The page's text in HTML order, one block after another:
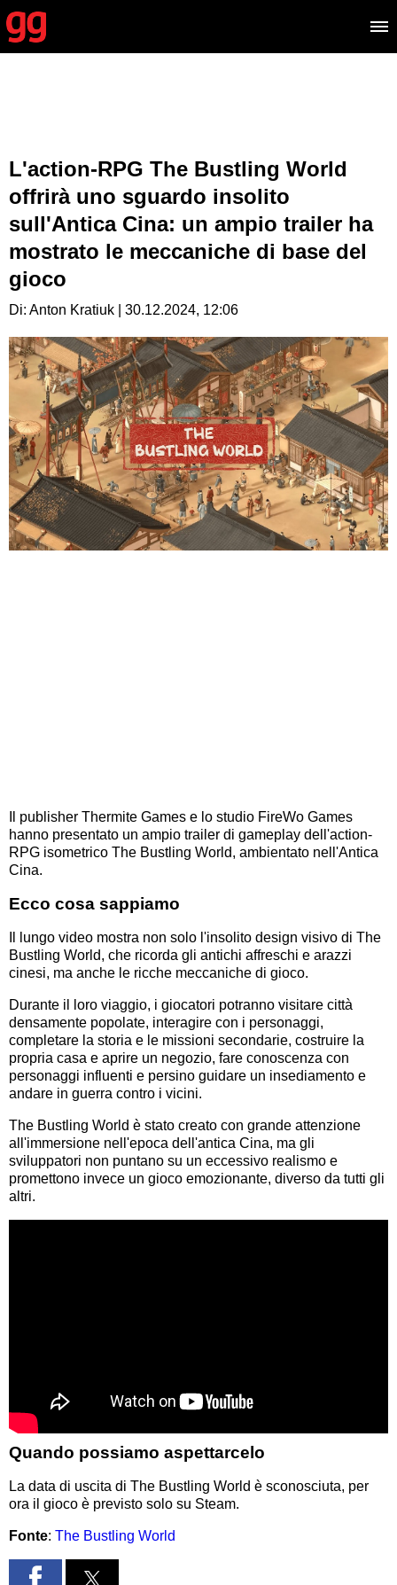
L'action-RPG The Bustling World
offrirà uno sguardo insolito
sull'Antica Cina: un ampio trailer ha
mostrato le meccaniche di base del
gioco
Di: Anton Kratiuk | 30.12.2024, 12:06
Il publisher Thermite Games e lo studio FireWo Games
hanno presentato un ampio trailer di gameplay dell'action-
RPG isometrico The Bustling World, ambientato nell'Antica
Cina.
Ecco cosa sappiamo
Il lungo video mostra non solo l'insolito design visivo di The
Bustling World, che ricorda gli antichi affreschi e arazzi
cinesi, ma anche le ricche meccaniche di gioco.
Durante il loro viaggio, i giocatori potranno visitare città
densamente popolate, interagire con i personaggi,
completare la storia e le missioni secondarie, costruire la
propria casa e aprire un negozio, fare conoscenza con
personaggi influenti e persino guidare un insediamento e
andare in guerra contro i vicini.
The Bustling World è stato creato con grande attenzione
all'immersione nell'epoca dell'antica Cina, ma gli
sviluppatori non puntano su un eccessivo realismo e
promettono invece un gioco emozionante, diverso da tutti gli
altri.
Quando possiamo aspettarcelo
La data di uscita di The Bustling World è sconosciuta, per
ora il gioco è previsto solo su Steam.
Fonte: The Bustling World